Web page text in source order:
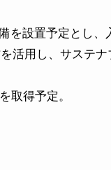
を設置予定とし、
活用し、サステナ
取得予定。